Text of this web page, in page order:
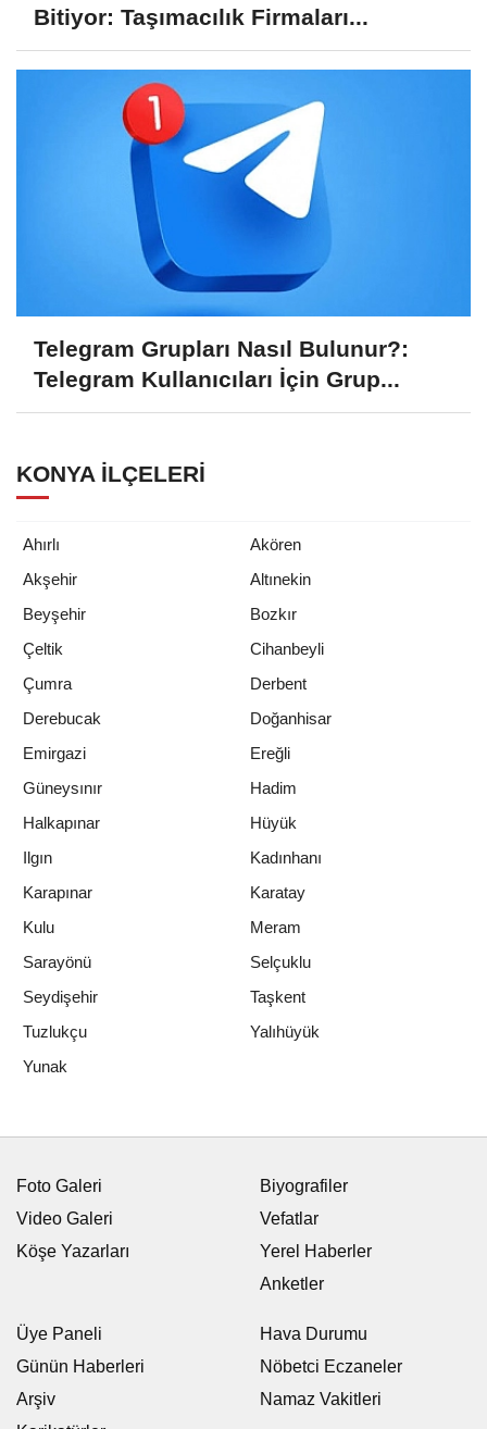
Bitiyor: Taşımacılık Firmaları...
Telegram Grupları Nasıl Bulunur?:
Telegram Kullanıcıları İçin Grup...
KONYA İLÇELERI
Ahırlı
Akören
Akşehir
Altınekin
Beyşehir
Bozkır
Çeltik
Cihanbeyli
Çumra
Derbent
Derebucak
Doğanhisar
Emirgazi
Ereğli
Güneysınır
Hadim
Halkapınar
Hüyük
Ilgın
Kadınhanı
Karapınar
Karatay
Kulu
Meram
Sarayönü
Selçuklu
Seydişehir
Taşkent
Tuzlukçu
Yalıhüyük
Yunak
Foto Galeri
Video Galeri
Köşe Yazarları
Biyografiler
Vefatlar
Yerel Haberler
Anketler
Üye Paneli
Günün Haberleri
Arşiv
Hava Durumu
Nöbetci Eczaneler
Namaz Vakitleri